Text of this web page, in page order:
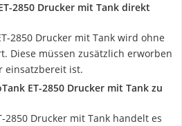
2850 Drucker mit Tank direkt
2850 Drucker mit Tank wird ohne
Diese müssen zusätzlich erworben
einsatzbereit ist.
ET-2850 Drucker mit Tank zu
2850 Drucker mit Tank handelt es